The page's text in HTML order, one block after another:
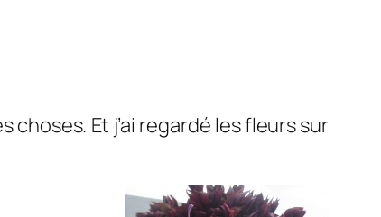
Et j’ai regardé les fleurs sur